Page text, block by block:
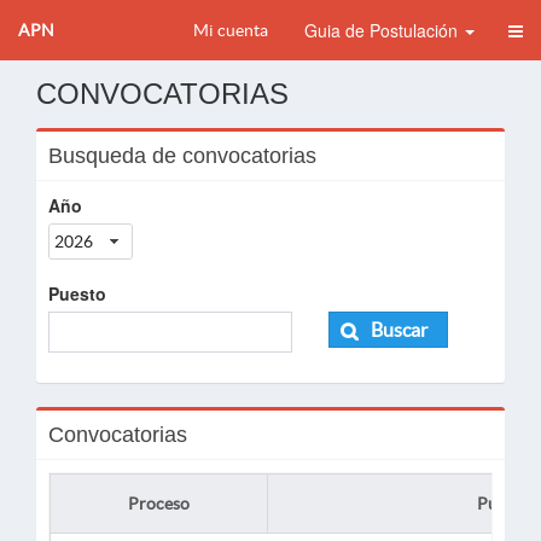
APN Mi cuenta Guia de Postulación
CONVOCATORIAS
Busqueda de convocatorias
Año
2026
Puesto
Buscar
Convocatorias
Proceso Puesto